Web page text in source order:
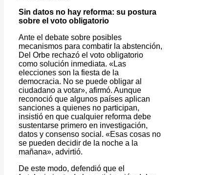
Sin datos no hay reforma: su postura
sobre el voto obligatorio
Ante el debate sobre posibles
mecanismos para combatir la abstención,
Del Orbe rechazó el voto obligatorio
como solución inmediata. «Las
elecciones son la fiesta de la
democracia. No se puede obligar al
ciudadano a votar», afirmó. Aunque
reconoció que algunos países aplican
sanciones a quienes no participan,
insistió en que cualquier reforma debe
sustentarse primero en investigación,
datos y consenso social. «Esas cosas no
se pueden decidir de la noche a la
mañana», advirtió.
De este modo, defendió que el